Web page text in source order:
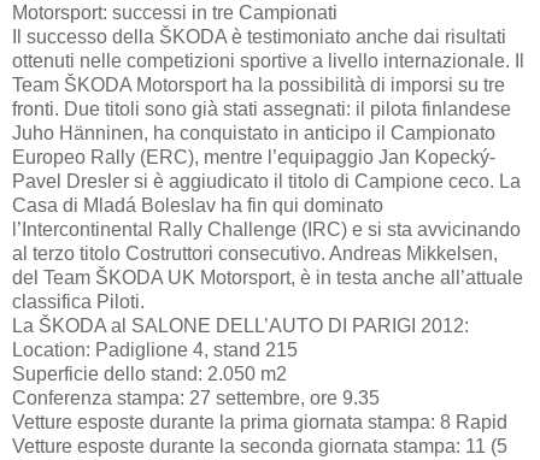
Motorsport: successi in tre Campionati
Il successo della ŠKODA è testimoniato anche dai risultati
ottenuti nelle competizioni sportive a livello internazionale. Il
Team ŠKODA Motorsport ha la possibilità di imporsi su tre
fronti. Due titoli sono già stati assegnati: il pilota finlandese
Juho Hänninen, ha conquistato in anticipo il Campionato
Europeo Rally (ERC), mentre l’equipaggio Jan Kopecký-
Pavel Dresler si è aggiudicato il titolo di Campione ceco. La
Casa di Mladá Boleslav ha fin qui dominato
l’Intercontinental Rally Challenge (IRC) e si sta avvicinando
al terzo titolo Costruttori consecutivo. Andreas Mikkelsen,
del Team ŠKODA UK Motorsport, è in testa anche all’attuale
classifica Piloti.
La ŠKODA al SALONE DELL’AUTO DI PARIGI 2012:
Location: Padiglione 4, stand 215
Superficie dello stand: 2.050 m2
Conferenza stampa: 27 settembre, ore 9.35
Vetture esposte durante la prima giornata stampa: 8 Rapid
Vetture esposte durante la seconda giornata stampa: 11 (5